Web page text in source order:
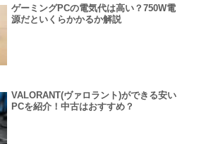
ゲーミングPCの電気代は高い？750W電
源だといくらかかるか解説
VALORANT(ヴァロラント)ができる安い
PCを紹介！中古はおすすめ？